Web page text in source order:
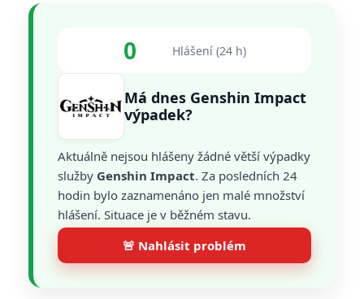
0 Hlášení (24 h)
Má dnes Genshin Impact
výpadek?
Aktuálně nejsou hlášeny žádné větší výpadky
služby Genshin Impact. Za posledních 24
hodin bylo zaznamenáno jen malé množství
hlášení. Situace je v běžném stavu.
🚨 Nahlásit problém